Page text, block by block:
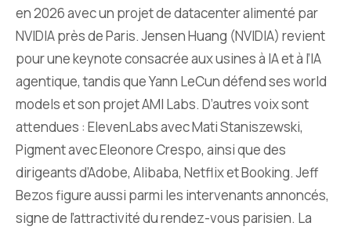
en 2026 avec un projet de datacenter alimenté par
NVIDIA près de Paris. Jensen Huang (NVIDIA) revient
pour une keynote consacrée aux usines à IA et à l’IA
agentique, tandis que Yann LeCun défend ses world
models et son projet AMI Labs. D’autres voix sont
attendues : ElevenLabs avec Mati Staniszewski,
Pigment avec Eleonore Crespo, ainsi que des
dirigeants d’Adobe, Alibaba, Netflix et Booking. Jeff
Bezos figure aussi parmi les intervenants annoncés,
signe de l’attractivité du rendez-vous parisien. La